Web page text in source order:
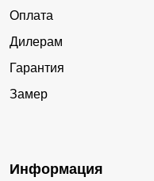
Оплата
Дилерам
Гарантия
Замер
Информация